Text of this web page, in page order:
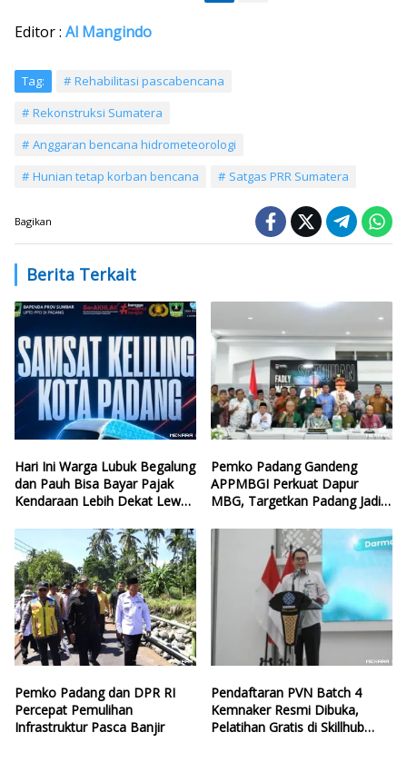
Editor : Al Mangindo
Tag:
Rehabilitasi pascabencana
Rekonstruksi Sumatera
Anggaran bencana hidrometeorologi
Hunian tetap korban bencana
Satgas PRR Sumatera
Bagikan
Berita Terkait
Hari Ini Warga Lubuk Begalung
dan Pauh Bisa Bayar Pajak
Kendaraan Lebih Dekat Lewat
Pemko Padang Gandeng
APPMBGI Perkuat Dapur
MBG, Targetkan Padang Jadi
Pemko Padang dan DPR RI
Percepat Pemulihan
Infrastruktur Pasca Banjir
Pendaftaran PVN Batch 4
Kemnaker Resmi Dibuka,
Pelatihan Gratis di Skillhub